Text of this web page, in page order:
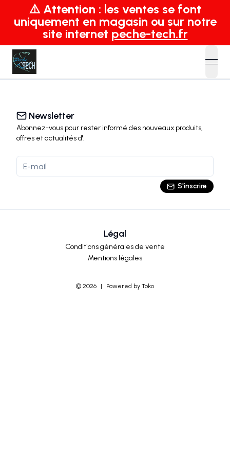
⚠️ Attention : les ventes se font
uniquement en magasin ou sur notre
site internet peche-tech.fr
Newsletter
Abonnez-vous pour rester informé des nouveaux produits,
offres et actualitésd'.
S'inscrire
Légal
Conditions générales de vente
Mentions légales
© 2026 | Powered by Toko